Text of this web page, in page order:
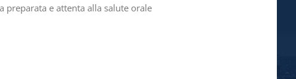
preparata e attenta alla salute orale